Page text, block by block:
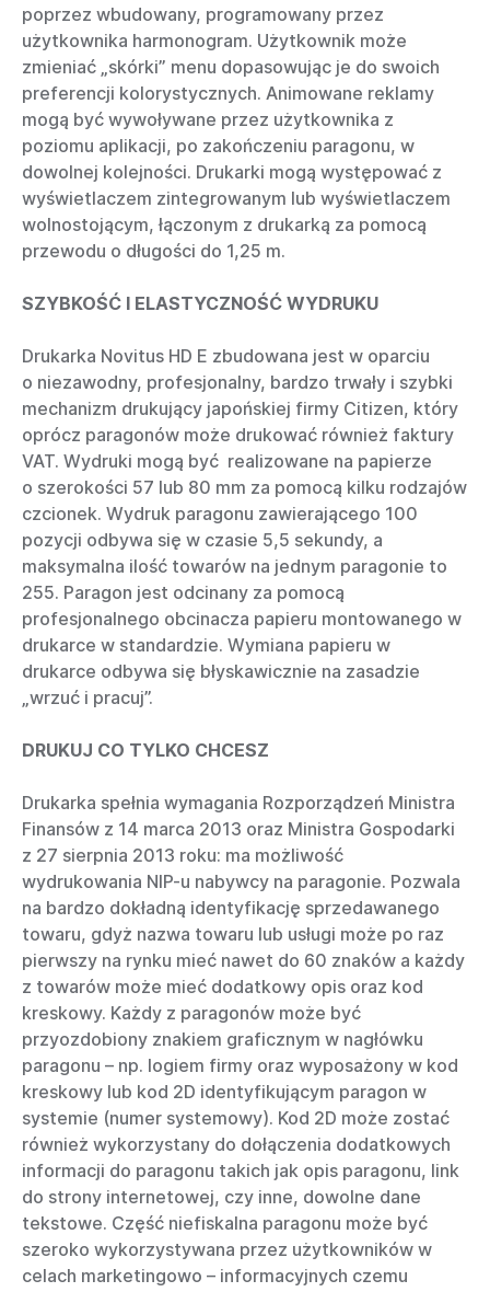
poprzez wbudowany, programowany przez
użytkownika harmonogram. Użytkownik może
zmieniać „skórki” menu dopasowując je do swoich
preferencji kolorystycznych. Animowane reklamy
mogą być wywoływane przez użytkownika z
poziomu aplikacji, po zakończeniu paragonu, w
dowolnej kolejności. Drukarki mogą występować z
wyświetlaczem zintegrowanym lub wyświetlaczem
wolnostojącym, łączonym z drukarką za pomocą
przewodu o długości do 1,25 m.
SZYBKOŚĆ I ELASTYCZNOŚĆ WYDRUKU
Drukarka Novitus HD E zbudowana jest w oparciu
o niezawodny, profesjonalny, bardzo trwały i szybki
mechanizm drukujący japońskiej firmy Citizen, który
oprócz paragonów może drukować również faktury
VAT. Wydruki mogą być realizowane na papierze
o szerokości 57 lub 80 mm za pomocą kilku rodzajów
czcionek. Wydruk paragonu zawierającego 100
pozycji odbywa się w czasie 5,5 sekundy, a
maksymalna ilość towarów na jednym paragonie to
255. Paragon jest odcinany za pomocą
profesjonalnego obcinacza papieru montowanego w
drukarce w standardzie. Wymiana papieru w
drukarce odbywa się błyskawicznie na zasadzie
„wrzuć i pracuj”.
DRUKUJ CO TYLKO CHCESZ
Drukarka spełnia wymagania Rozporządzeń Ministra
Finansów z 14 marca 2013 oraz Ministra Gospodarki
z 27 sierpnia 2013 roku: ma możliwość
wydrukowania NIP-u nabywcy na paragonie. Pozwala
na bardzo dokładną identyfikację sprzedawanego
towaru, gdyż nazwa towaru lub usługi może po raz
pierwszy na rynku mieć nawet do 60 znaków a każdy
z towarów może mieć dodatkowy opis oraz kod
kreskowy. Każdy z paragonów może być
przyozdobiony znakiem graficznym w nagłówku
paragonu – np. logiem firmy oraz wyposażony w kod
kreskowy lub kod 2D identyfikującym paragon w
systemie (numer systemowy). Kod 2D może zostać
również wykorzystany do dołączenia dodatkowych
informacji do paragonu takich jak opis paragonu, link
do strony internetowej, czy inne, dowolne dane
tekstowe. Część niefiskalna paragonu może być
szeroko wykorzystywana przez użytkowników w
celach marketingowo – informacyjnych czemu